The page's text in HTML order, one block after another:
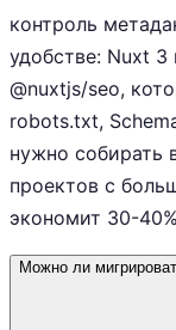
контроль
удобстве: Nuxt
@nuxtjs/seo,
robots.txt,
нужно собирать
проектов с
экономит 30-
Можно ли